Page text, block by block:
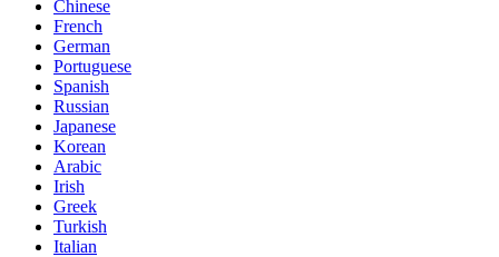
Chinese
French
German
Portuguese
Spanish
Russian
Japanese
Korean
Arabic
Irish
Greek
Turkish
Italian